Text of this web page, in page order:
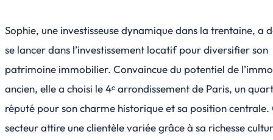
Sophie, une investisseuse dynamique dans la trentaine, a
se lancer dans l’investissement locatif pour diversifier son
patrimoine immobilier. Convaincue du potentiel de
ancien, elle a choisi le 4ᵉ arrondissement de Paris, un
réputé pour son charme historique et sa position centrale.
secteur attire une clientèle variée grâce à sa richesse